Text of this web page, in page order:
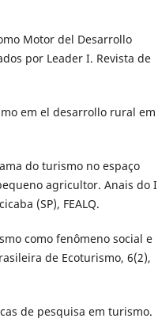
Motor del Desarrollo
por Leader I. Revista de
em el desarrollo rural em
do turismo no espaço
agricultor. Anais do I
(SP), FEALQ.
como fenômeno social e
de Ecoturismo, 6(2),
de pesquisa em turismo.